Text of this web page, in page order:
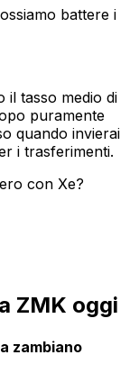
battere i
il tasso medio di
puramente
quando invierai
i trasferimenti.
con Xe?
ZMK oggi
zambiano